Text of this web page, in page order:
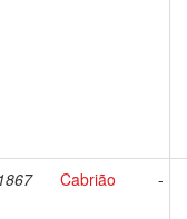
Cabrião -